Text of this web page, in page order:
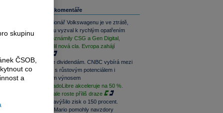
Související komentáře
Hlavní akcionář Volkswagenu je ve ztrátě,
automobilku vyzval k rychlým opatřením
Výsledky oznámily CSG a Gen Digital,
Trump uvalil nová cla. Evropa zahájí
Srpen přeje dividendám. CNBC vybírá mezi
aristokraty s růstovým potenciálem i
pravidelným výnosem
Růst MercadoLibre akceleruje na 50 %.
Podle trhu ale roste příliš draze
Nintendo navýšilo zisk o 150 procent.
Switch 2 a Mario pomohly navzdory
skupinu
ČSOB,
co
a